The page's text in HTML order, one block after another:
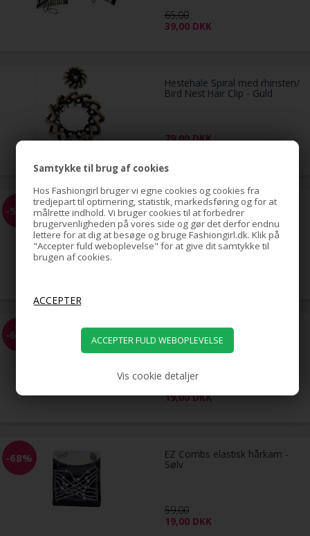
Samtykke til brug af cookies
Hos Fashiongirl bruger vi egne cookies og cookies fra
tredjepart til optimering, statistik, markedsføring og for at
målrette indhold. Vi bruger cookies til at forbedrer
brugervenligheden på vores side og gør det derfor endnu
lettere for at dig at besøge og bruge Fashiongirl.dk. Klik på
"Accepter fuld weboplevelse" for at give dit samtykke til
brugen af cookies.
Vis cookie detaljer
65,00
39,00 DKK
Hestehale Spiral med rhinsten/
Bird Nest Hair Clip - Guld
79,00 DKK
-51% Hestehale Spiral med rhinsten/
Bird Nest Hair Clip - Sølv
-68% EZ Combs elastisk hårkam -
Sort
59,00
19,00DKK
-68% EZ Combs elastisk hårkam -
Sølv
59,00
19,00 DKK